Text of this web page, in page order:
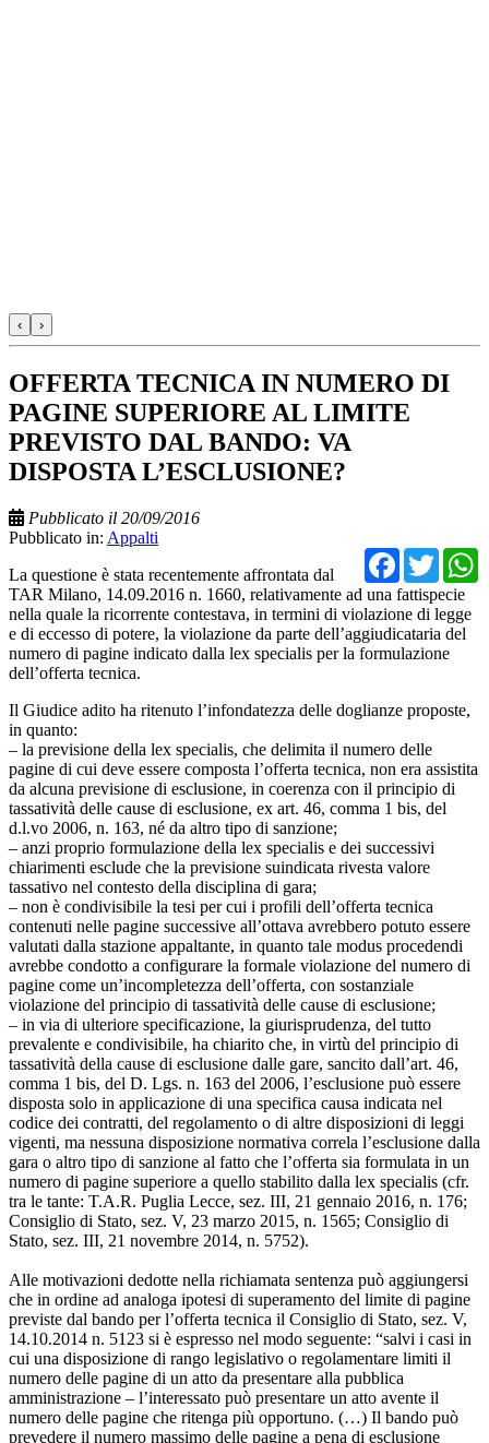
‹ ›
OFFERTA TECNICA IN NUMERO DI
PAGINE SUPERIORE AL LIMITE
PREVISTO DAL BANDO: VA
DISPOSTA L’ESCLUSIONE?
Pubblicato il 20/09/2016
Pubblicato in: Appalti
La questione è stata recentemente affrontata dal
TAR Milano, 14.09.2016 n. 1660, relativamente ad una fattispecie
nella quale la ricorrente contestava, in termini di violazione di legge
e di eccesso di potere, la violazione da parte dell’aggiudicataria del
numero di pagine indicato dalla lex specialis per la formulazione
dell’offerta tecnica.
Il Giudice adito ha ritenuto l’infondatezza delle doglianze proposte,
in quanto:
– la previsione della lex specialis, che delimita il numero delle
pagine di cui deve essere composta l’offerta tecnica, non era assistita
da alcuna previsione di esclusione, in coerenza con il principio di
tassatività delle cause di esclusione, ex art. 46, comma 1 bis, del
d.l.vo 2006, n. 163, né da altro tipo di sanzione;
– anzi proprio formulazione della lex specialis e dei successivi
chiarimenti esclude che la previsione suindicata rivesta valore
tassativo nel contesto della disciplina di gara;
– non è condivisibile la tesi per cui i profili dell’offerta tecnica
contenuti nelle pagine successive all’ottava avrebbero potuto essere
valutati dalla stazione appaltante, in quanto tale modus procedendi
avrebbe condotto a configurare la formale violazione del numero di
pagine come un’incompletezza dell’offerta, con sostanziale
violazione del principio di tassatività delle cause di esclusione;
– in via di ulteriore specificazione, la giurisprudenza, del tutto
prevalente e condivisibile, ha chiarito che, in virtù del principio di
tassatività della cause di esclusione dalle gare, sancito dall’art. 46,
comma 1 bis, del D. Lgs. n. 163 del 2006, l’esclusione può essere
disposta solo in applicazione di una specifica causa indicata nel
codice dei contratti, del regolamento o di altre disposizioni di leggi
vigenti, ma nessuna disposizione normativa correla l’esclusione dalla
gara o altro tipo di sanzione al fatto che l’offerta sia formulata in un
numero di pagine superiore a quello stabilito dalla lex specialis (cfr.
tra le tante: T.A.R. Puglia Lecce, sez. III, 21 gennaio 2016, n. 176;
Consiglio di Stato, sez. V, 23 marzo 2015, n. 1565; Consiglio di
Stato, sez. III, 21 novembre 2014, n. 5752).
Alle motivazioni dedotte nella richiamata sentenza può aggiungersi
che in ordine ad analoga ipotesi di superamento del limite di pagine
previste dal bando per l’offerta tecnica il Consiglio di Stato, sez. V,
14.10.2014 n. 5123 si è espresso nel modo seguente: “salvi i casi in
cui una disposizione di rango legislativo o regolamentare limiti il
numero delle pagine di un atto da presentare alla pubblica
amministrazione – l’interessato può presentare un atto avente il
numero delle pagine che ritenga più opportuno. (…) Il bando può
prevedere il numero massimo delle pagine a pena di esclusione